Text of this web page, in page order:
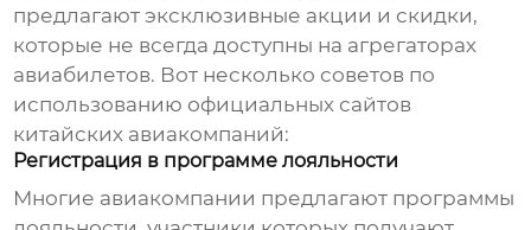
предлагают эксклюзивные акции и скидки,
которые не всегда доступны на агрегаторах
авиабилетов. Вот несколько советов по
использованию официальных сайтов
китайских авиакомпаний:
Регистрация в программе лояльности
Многие авиакомпании предлагают программы